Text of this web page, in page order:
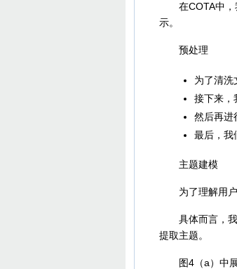
在COTA中，我
示。
预处理
为了清洗
接下来，
然后再进
最后，我
主题建模
为了理解用户
具体而言，我
提取主题。
图4（a）中展